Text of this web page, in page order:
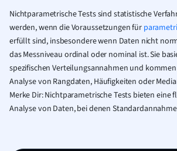
Nichtparametrische Tests sind statistische
werden, wenn die Voraussetzungen für
erfüllt sind, insbesondere wenn Daten nicht
das Messniveau ordinal oder nominal ist. Sie
spezifischen Verteilungsannahmen und
Analyse von Rangdaten, Häufigkeiten oder
Merke Dir: Nichtparametrische Tests bieten eine
Analyse von Daten, bei denen